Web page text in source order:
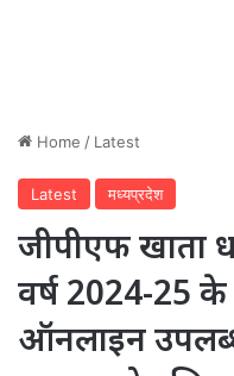
Home / Latest
Latest मध्यप्रदेश
जीपीएफ खाता
वर्ष 2024-25 के
ऑनलाइन